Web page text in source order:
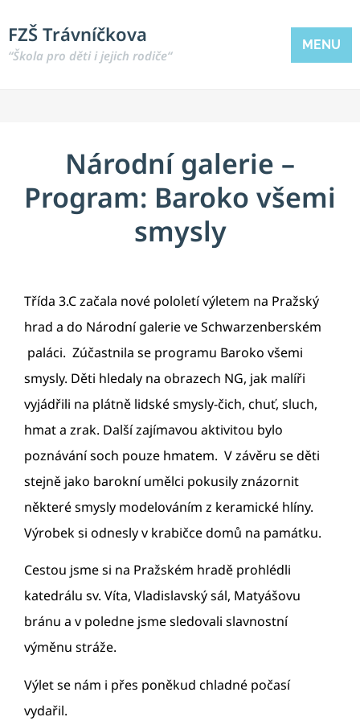
FZŠ Trávníčkova
“Škola pro děti i jejich rodiče“
MENU
Národní galerie –
Program: Baroko všemi
smysly
Třída 3.C začala nové pololetí výletem na Pražský
hrad a do Národní galerie ve Schwarzenberském
paláci. Zúčastnila se programu Baroko všemi
smysly. Děti hledaly na obrazech NG, jak malíři
vyjádřili na plátně lidské smysly-čich, chuť, sluch,
hmat a zrak. Další zajímavou aktivitou bylo
poznávání soch pouze hmatem. V závěru se děti
stejně jako barokní umělci pokusily znázornit
některé smysly modelováním z keramické hlíny.
Výrobek si odnesly v krabičce domů na památku.
Cestou jsme si na Pražském hradě prohlédli
katedrálu sv. Víta, Vladislavský sál, Matyášovu
bránu a v poledne jsme sledovali slavnostní
výměnu stráže.
Výlet se nám i přes poněkud chladné počasí
vydařil.